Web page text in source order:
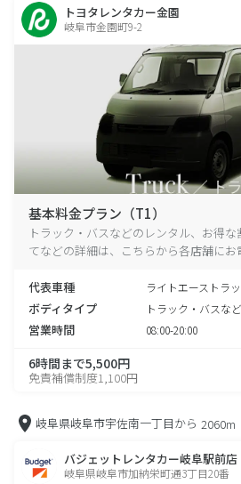
トヨタレンタカー金園
岐阜市金園町9-2
基本料金プラン（T1）
トラック・バスなどのレンタル、お得
てなどの詳細は、こちらから各店舗にお
代表車種 ライトエーストラ
ボディタイプ トラック・バスなど
営業時間 08:00-20:00
6時間まで5,500円
免責補償制度1,100円
岐阜県岐阜市宇佐南一丁目から 2060m
バジェットレンタカー岐阜駅前店
岐阜県岐阜市加納栄町通3丁目20番